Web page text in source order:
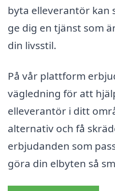
byta elleverantör kan
ge dig en tjänst som
din livsstil.
På vår plattform
vägledning för att
elleverantör i ditt
alternativ och få
erbjudanden som
göra din elbyten så